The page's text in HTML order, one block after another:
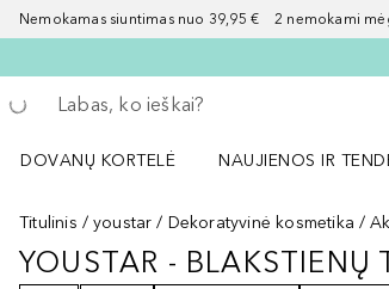
Nemokamas siuntimas nuo 39,95 € 2 nemokami
Grįžk atgal
Vykdykite paiešką
DOVANŲ KORTELĖ
NAUJIENOS IR
Titulinis
youstar Dekoratyvinė kosmetika
YOUSTAR -
YOUSTAR - BLAKSTIENŲ